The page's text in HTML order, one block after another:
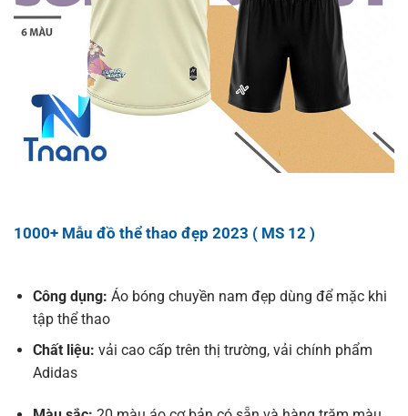
1000+ Mẫu đồ thể thao đẹp 2023 ( MS 12 )
Công dụng: Áo bóng chuyền nam đẹp dùng để mặc khi
tập thể thao
Chất liệu: vải cao cấp trên thị trường, vải chính phẩm
Adidas